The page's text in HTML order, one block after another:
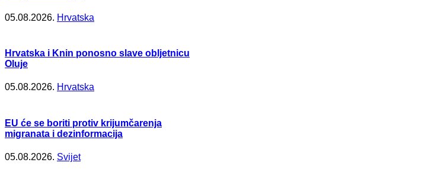
05.08.2026. Hrvatska
Hrvatska i Knin ponosno slave obljetnicu
Oluje
05.08.2026. Hrvatska
EU će se boriti protiv krijumčarenja
migranata i dezinformacija
05.08.2026. Svijet